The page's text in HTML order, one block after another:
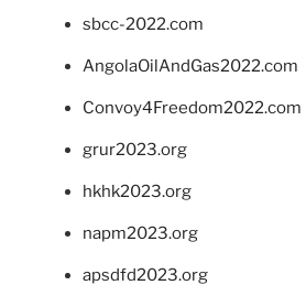
sbcc-2022.com
AngolaOilAndGas2022.com
Convoy4Freedom2022.com
grur2023.org
hkhk2023.org
napm2023.org
apsdfd2023.org